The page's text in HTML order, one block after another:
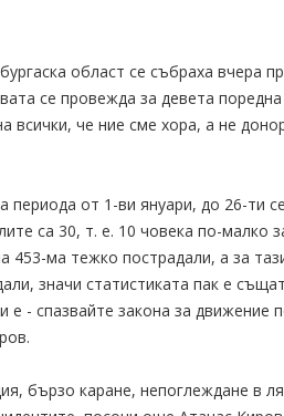
област се събраха вчера
се провежда за девета
всички, че ние сме хора, а не
периода от 1-ви януари, до 26-ти
са 30, т. е. 10 човека по-
453-ма тежко пострадали, а за
значи статистиката пак е
е - спазвайте закона за
бързо каране, непоглеждане в